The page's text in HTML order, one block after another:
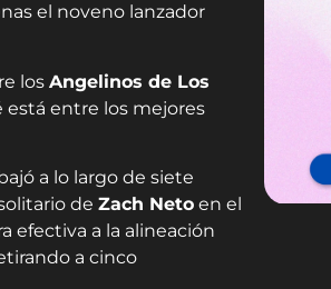
el noveno lanzador
los Angelinos de Los
está entre los mejores
a lo largo de siete
de Zach Neto en el
efectiva a la alineación
a cinco